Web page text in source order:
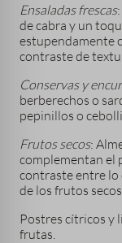
Ensaladas frescas
de cabra y un
estupendamente
contraste de
Conservas y
berberechos o
pepinillos o
Frutos secos:
complementan el
contraste entre lo
de los frutos secos.
Postres cítricos y
frutas.